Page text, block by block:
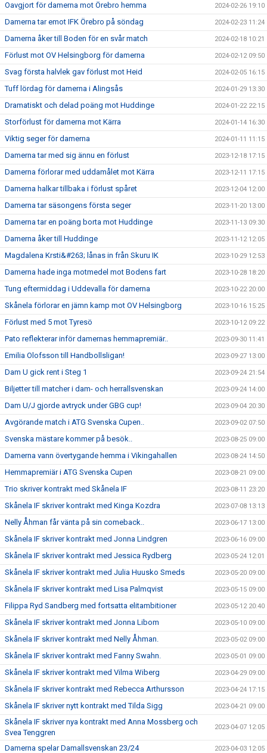
Oavgjort för damerna mot Örebro hemma 2024-02-26 19:10
Damerna tar emot IFK Örebro på söndag 2024-02-23 11:24
Damerna åker till Boden för en svår match 2024-02-18 10:21
Förlust mot OV Helsingborg för damerna 2024-02-12 09:50
Svag första halvlek gav förlust mot Heid 2024-02-05 16:15
Tuff lördag för damerna i Alingsås 2024-01-29 13:30
Dramatiskt och delad poäng mot Huddinge 2024-01-22 22:15
Storförlust för damerna mot Kärra 2024-01-14 16:30
Viktig seger för damerna 2024-01-11 11:15
Damerna tar med sig ännu en förlust 2023-12-18 17:15
Damerna förlorar med uddamålet mot Kärra 2023-12-11 17:15
Damerna halkar tillbaka i förlust spåret 2023-12-04 12:00
Damerna tar säsongens första seger 2023-11-20 13:00
Damerna tar en poäng borta mot Huddinge 2023-11-13 09:30
Damerna åker till Huddinge 2023-11-12 12:05
Magdalena Krsti&#263; lånas in från Skuru IK 2023-10-29 12:53
Damerna hade inga motmedel mot Bodens fart 2023-10-28 18:20
Tung eftermiddag i Uddevalla för damerna 2023-10-22 20:00
Skånela förlorar en jämn kamp mot OV Helsingborg 2023-10-16 15:25
Förlust med 5 mot Tyresö 2023-10-12 09:22
Pato reflekterar inför damernas hemmapremiär.. 2023-09-30 11:41
Emilia Olofsson till Handbollsligan! 2023-09-27 13:00
Dam U gick rent i Steg 1 2023-09-24 21:54
Biljetter till matcher i dam- och herrallsvenskan 2023-09-24 14:00
Dam U/J gjorde avtryck under GBG cup! 2023-09-04 20:30
Avgörande match i ATG Svenska Cupen.. 2023-09-02 07:50
Svenska mästare kommer på besök.. 2023-08-25 09:00
Damerna vann övertygande hemma i Vikingahallen 2023-08-24 14:50
Hemmapremiär i ATG Svenska Cupen 2023-08-21 09:00
Trio skriver kontrakt med Skånela IF 2023-08-11 23:20
Skånela IF skriver kontrakt med Kinga Kozdra 2023-07-08 13:13
Nelly Åhman får vänta på sin comeback.. 2023-06-17 13:00
Skånela IF skriver kontrakt med Jonna Lindgren 2023-06-16 09:00
Skånela IF skriver kontrakt med Jessica Rydberg 2023-05-24 12:01
Skånela IF skriver kontrakt med Julia Huusko Smeds 2023-05-20 09:00
Skånela IF skriver kontrakt med Lisa Palmqvist 2023-05-15 09:00
Filippa Ryd Sandberg med fortsatta elitambitioner 2023-05-12 20:40
Skånela IF skriver kontrakt med Jonna Libom 2023-05-10 09:00
Skånela IF skriver kontrakt med Nelly Åhman. 2023-05-02 09:00
Skånela IF skriver kontrakt med Fanny Swahn. 2023-05-01 09:00
Skånela IF skriver kontrakt med Vilma Wiberg 2023-04-29 09:00
Skånela IF skriver kontrakt med Rebecca Arthursson 2023-04-24 17:15
Skånela IF skriver nytt kontrakt med Tilda Sigg 2023-04-21 09:00
Skånela IF skriver nya kontrakt med Anna Mossberg och
Svea Tenggren
2023-04-07 12:05
Damerna spelar Damallsvenskan 23/24 2023-04-03 12:05